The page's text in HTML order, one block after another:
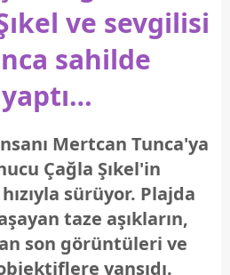
ve sevgilisi
sahilde
Mertcan Tunca'ya
Çağla Şıkel'in
sürüyor. Plajda
taze aşıkların,
son görüntüleri ve
yansıdı.